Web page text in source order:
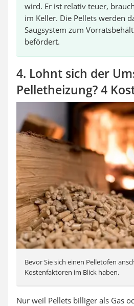
wird. Er ist relativ teuer,
im Keller. Die Pellets werden
Saugsystem zum
befördert.
4. Lohnt sich der
Pelletheizung? 4
Bevor Sie sich einen Pelletofen
Kostenfaktoren im Blick haben.
Nur weil Pellets billiger als Gas